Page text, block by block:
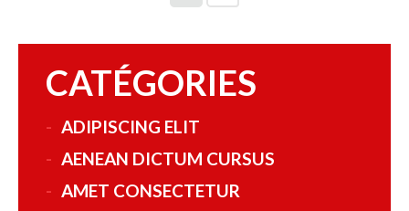
CATÉGORIES
ADIPISCING ELIT
AENEAN DICTUM CURSUS
AMET CONSECTETUR